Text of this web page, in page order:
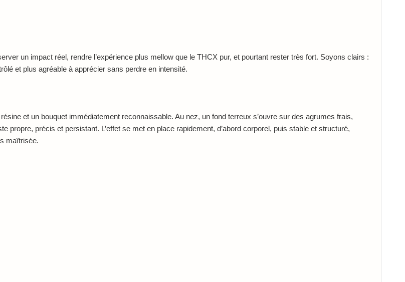
un impact réel, rendre l’expérience plus mellow que le THCX pur, et pourtant rester très fort. Soyons clairs :
et plus agréable à apprécier sans perdre en intensité.
et un bouquet immédiatement reconnaissable. Au nez, un fond terreux s’ouvre sur des agrumes frais,
propre, précis et persistant. L’effet se met en place rapidement, d’abord corporel, puis stable et structuré,
maîtrisée.